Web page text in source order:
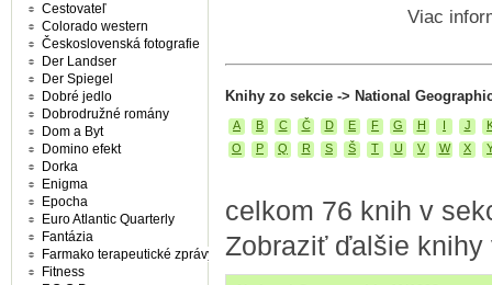
Viac
Knihy zo sekcie -> National
A B C Č D E F G H I J
O
P Q R S Š T U V W X
celkom 76 knih v
Zobraziť ďalšie
Cestovateľ
Colorado western
Československá fotografie
Der Landser
Der Spiegel
Dobré jedlo
Dobrodružné romány
Dom a Byt
Domino efekt
Dorka
Enigma
Epocha
Euro Atlantic Quarterly
Fantázia
Farmako terapeutické zprávy
Fitness